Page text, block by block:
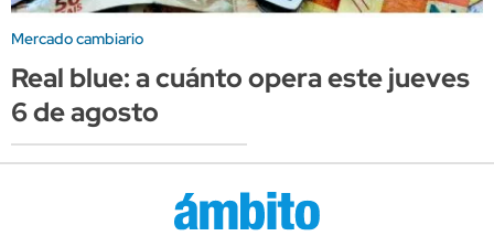
Mercado cambiario
Real blue: a cuánto opera este jueves
6 de agosto